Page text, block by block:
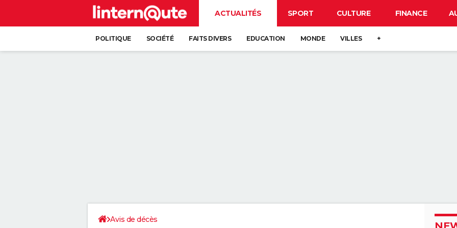
ACTUALITÉS SPORT CULTURE FINANCE
POLITIQUE SOCIÉTÉ FAITS DIVERS EDUCATION MONDE VILLES +
Avis de décès